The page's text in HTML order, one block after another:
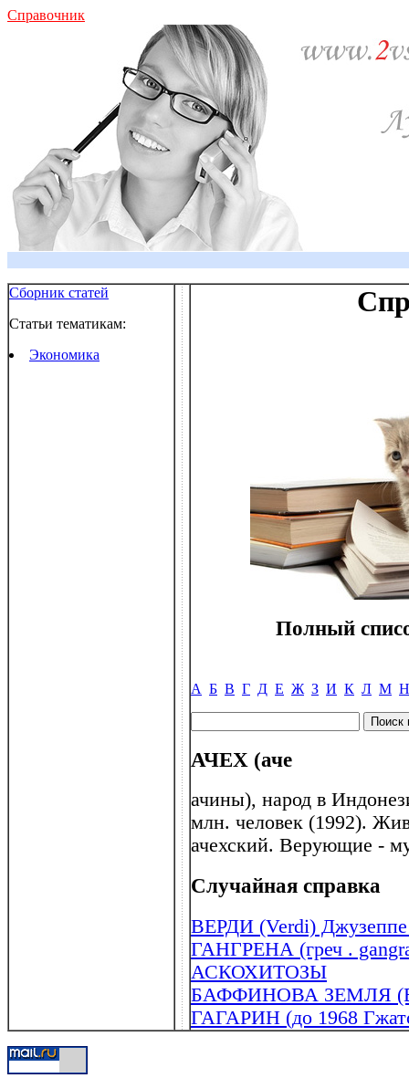
Справочник
Сборник статей
Статьи тематикам:
Экономика
Полный
А Б В Г Д Е Ж З И К Л М Н
АЧЕХ (аче
ачины), народ в
млн. человек (1992).
ачехский. Верующие -
Случайная справка
ВЕРДИ (Verdi) Джузеппе
ГАНГРЕНА (греч .
АСКОХИТОЗЫ
БАФФИНОВА ЗЕМЛЯ
ГАГАРИН (до 1968